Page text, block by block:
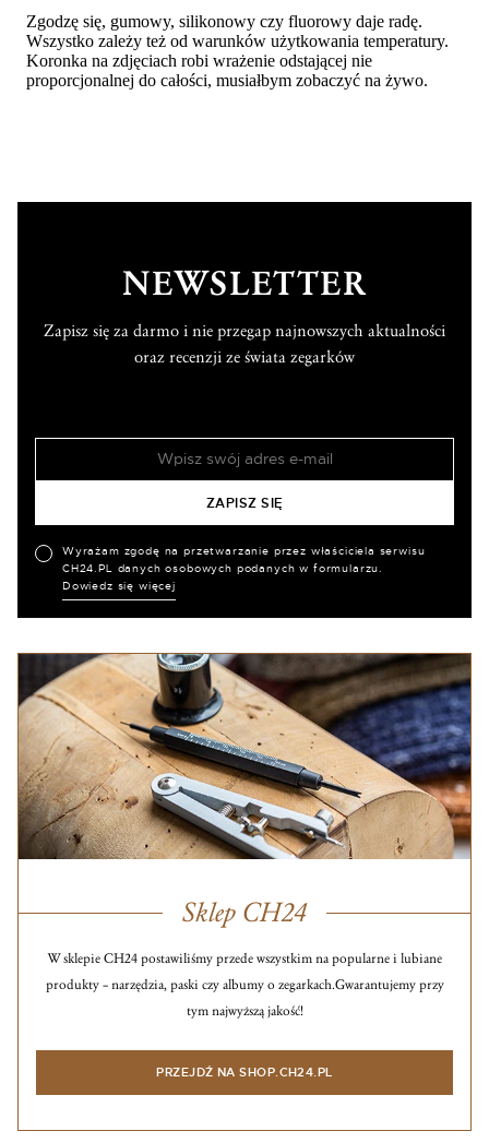
NEWSLETTER
Zapisz się za darmo i nie przegap najnowszych aktualności
oraz recenzji ze świata zegarków
Wyrażam zgodę na przetwarzanie przez właściciela serwisu
CH24.PL danych osobowych podanych w formularzu.
Dowiedz się więcej
Sklep CH24
W sklepie CH24 postawiliśmy przede wszystkim na popularne i lubiane
produkty – narzędzia, paski czy albumy o zegarkach.Gwarantujemy przy
tym najwyższą jakość!
PRZEJDŹ NA SHOP.CH24.PL